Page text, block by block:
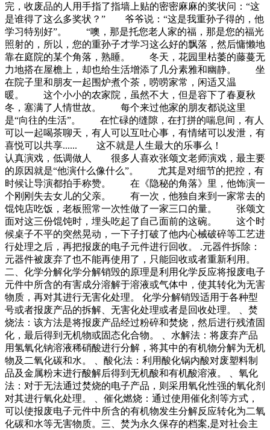
完，收废品的人用手指了指墙上贴的密密麻麻的奖状问：“这
是谁得了这么多奖状？” 爷爷说：“这是我重孙子得的，他
学习特别好”。 “噢，那是托您老人家的福，那是您的福光
照射的，所以，您的重孙子才学习这么好的飘落，然后慵懒地
靠在庭院的某个角落，熟睡。 冬天，花园里枯萎的藤蔓无
力地搭在屋檐上，却也给生活增添了几分素雅和幽静。 坐
在院子里和朋友一起围炉煮个茶，唠唠家常，闲适又温
暖。 这个小小的农家院，虽然不大，但是容下了春夏秋
冬，塞满了人情世故。 每个来过他家的朋友都说这里
是“向往的生活”。 在忙碌的缝隙，在打拼的喘息间，有人
可以一起喝茶聊天，有人可以互吐心事，有情绪可以发泄，有
喜悦可以共享...... 这不就是人生最大的乐事么！
认真演戏，低调做人 很多人喜欢张颂文老师演戏，最主要
的原因就是“他演什么像什么”。 尤其是对细节的把控，有
时候让导演都拍手称赞。 在《隐秘的角落》里，他饰演一
个刚刚失去女儿的父亲。 有一次，他独自来到一家常去的
馄饨店吃饭，老板照常一次性做了一家三口的量。 张颂文
面对这三份馄饨时，埋头吃起了自己面前的这碗。 这个时
候桌子不平的突然晃动，一下子打破了他内心械破碎等工艺进
行处理之后，再把报废的电子元件进行回收。 .元器件拆除：
元器件被废弃了也不能再使用了，只能回收或者重新利用。
二、化学分解化学分解销毁的原理是利用化学反应将报废电子
元件中所含的有害成分溶解于溶液或气体中，使其转化为无害
物质，再对其进行无害化处理。 化学分解销毁适用于各种型
号或者报废产品的拆解、无害化处理或者是回收处理。 、焚
烧法：该方法是将报废产品经过粉碎和焚烧，然后进行残渣固
化，最后得到无机物或固态化合物。 、水解法：将废弃产品
用氢氧化钠溶液稀硝酸进行分解，将其中的有机物分解为无机
物及二氧化碳和水。 、酸化法：利用酸化锅内酸对废塑料制
品及金属粉末进行酸解后得到无机酸和有机酸溶液。 、氧化
法：对于无法通过焚烧的电子产品，则采用氧化性强的氧化剂
对其进行氧化处理。 、催化燃烧：通过使用催化剂等方式，
可以使报废电子元件中所含的有机物发生分解反应转化为二氧
化碳和水等无害物质。三、焚为永久保存的档案,是对社会主